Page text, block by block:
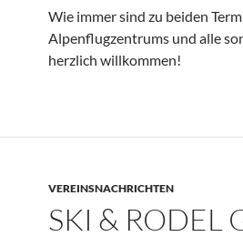
Wie immer sind zu beiden
Alpenflugzentrums und alle
herzlich willkommen!
VEREINSNACHRICHTEN
SKI & RODEL